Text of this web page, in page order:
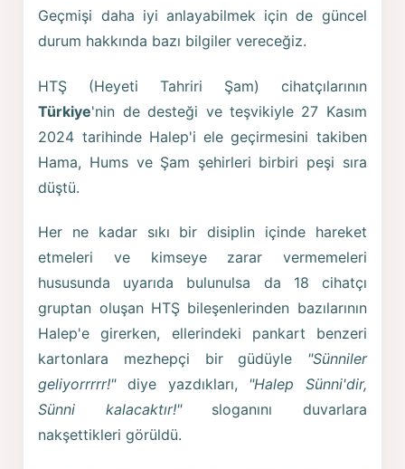
Geçmişi daha iyi anlayabilmek için de güncel
durum hakkında bazı bilgiler vereceğiz.
HTŞ (Heyeti Tahriri Şam) cihatçılarının
Türkiye'nin de desteği ve teşvikiyle 27 Kasım
2024 tarihinde Halep'i ele geçirmesini takiben
Hama, Hums ve Şam şehirleri birbiri peşi sıra
düştü.
Her ne kadar sıkı bir disiplin içinde hareket
etmeleri ve kimseye zarar vermemeleri
hususunda uyarıda bulunulsa da 18 cihatçı
gruptan oluşan HTŞ bileşenlerinden bazılarının
Halep'e girerken, ellerindeki pankart benzeri
kartonlara mezhepçi bir güdüyle "Sünniler
geliyorrrrr!"diye yazdıkları, "Halep Sünni'dir,
Sünni kalacaktır!"sloganını duvarlara
nakşettikleri görüldü.